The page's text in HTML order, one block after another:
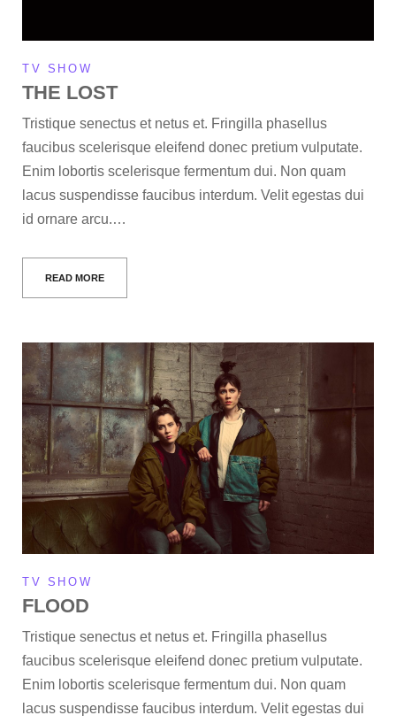
TV SHOW
THE LOST
Tristique senectus et netus et. Fringilla phasellus
faucibus scelerisque eleifend donec pretium vulputate.
Enim lobortis scelerisque fermentum dui. Non quam
lacus suspendisse faucibus interdum. Velit egestas dui
id ornare arcu.…
READ MORE
TV SHOW
FLOOD
Tristique senectus et netus et. Fringilla phasellus
faucibus scelerisque eleifend donec pretium vulputate.
Enim lobortis scelerisque fermentum dui. Non quam
lacus suspendisse faucibus interdum. Velit egestas dui